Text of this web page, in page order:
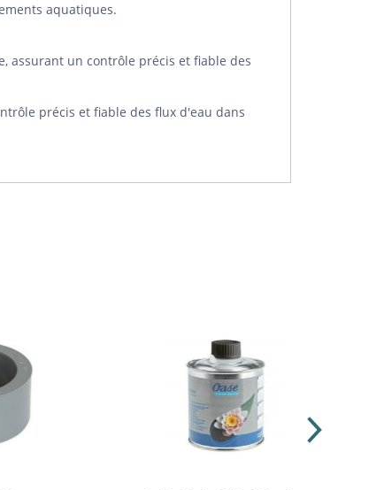
aquatiques.
assurant un contrôle précis et fiable des
précis et fiable des flux d'eau dans